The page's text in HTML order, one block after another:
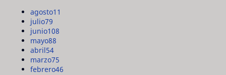
agosto11
julio79
junio108
mayo88
abril54
marzo75
febrero46